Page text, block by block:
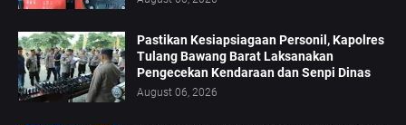
Pastikan Kesiapsiagaan Personil, Kapolres
Tulang Bawang Barat Laksanakan
Pengecekan Kendaraan dan Senpi Dinas
August 06, 2026